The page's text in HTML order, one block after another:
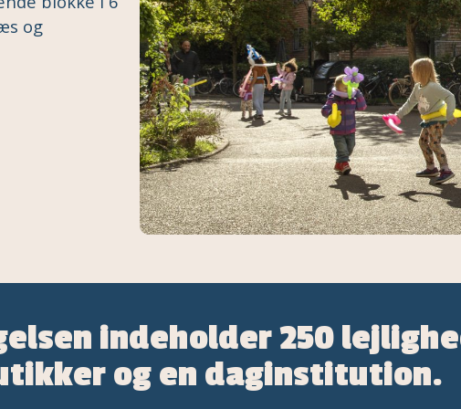
og
indeholder 250
og en daginstitution.